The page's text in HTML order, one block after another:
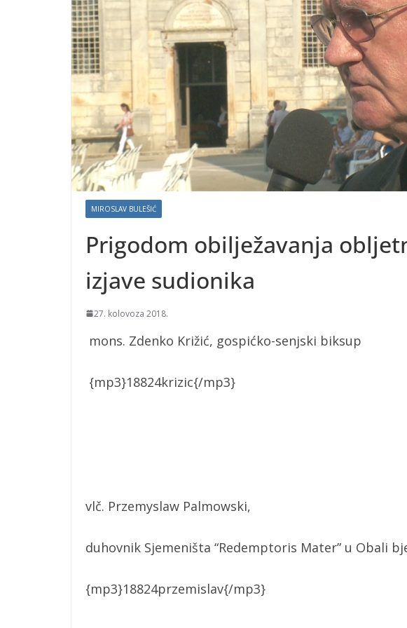
MIROSLAV BULEŠIĆ
Prigodom obilježavanja
izjave sudionika
27. kolovoza 2018.
mons. Zdenko Križić, gospićko-senjski biksup
{mp3}18824krizic{/mp3}
vlč. Przemyslaw Palmowski,
duhovnik Sjemeništa “Redemptoris Mater” u Obali
{mp3}18824przemislav{/mp3}